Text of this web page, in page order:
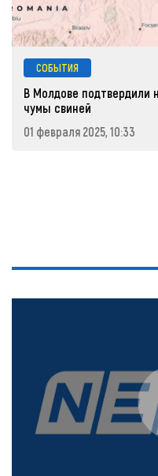
СОБЫТИЯ
В Молдове подтвердили
чумы свиней
01 февраля 2025, 10:33